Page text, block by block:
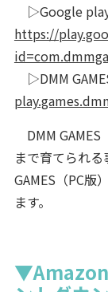
▷Google play
https://
▷DMM
DMM
まで育てられ
GAMES（PC版
ます。
▼Amazon